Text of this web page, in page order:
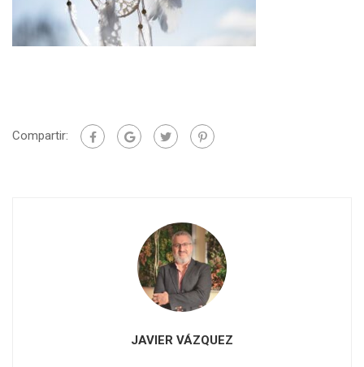
Compartir:
JAVIER VÁZQUEZ